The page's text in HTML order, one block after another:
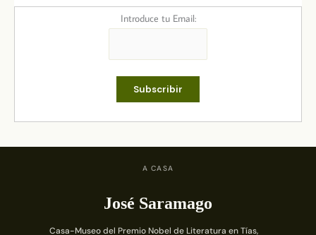
Introduce tu Email:
A CASA
José Saramago
Casa-Museo del Premio Nobel de Literatura en Tías,